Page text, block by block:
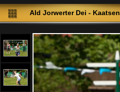
Ald Jorwerter Dei - Kaatsen